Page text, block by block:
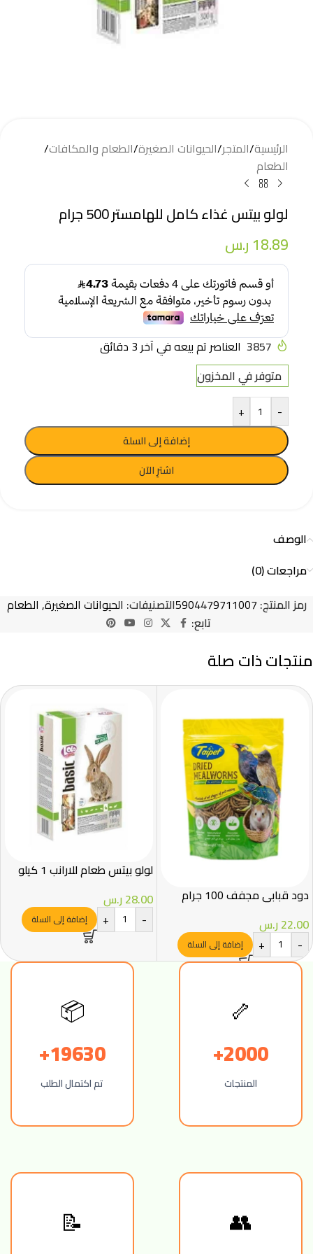
الرئيسية/المتجر/الحيوانات الصغيرة/الطعام والمكافات/
الطعام
لولو بيتس غذاء كامل للهامستر 500 جرام
18.89 ر.س
3857 العناصر تم بيعه في آخر 3 دقائق
متوفر في المخزون
-
+
إضافة إلى السلة
اشترِ الآن
الوصف
مراجعات (0)
رمز المنتج: 5904479711007التصنيفات: الحيوانات الصغيرة, الطعام
تابع:
منتجات ذات صلة
دود قبابي مجفف 100 جرام
22.00ر.س
-
+ إضافة إلى السلة
لولو بيتس طعام للارانب 1 كيلو
28.00ر.س
-
+ إضافة إلى السلة
🦴
2000+
المنتجات
📦
19630+
تم اكتمال الطلب
👥
📝